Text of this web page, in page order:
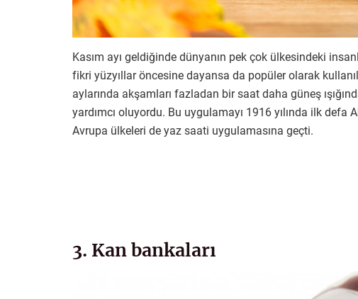
Kasım ayı geldiğinde dünyanın pek çok ülkesindeki
fikri yüzyıllar öncesine dayansa da popüler olarak
aylarında akşamları fazladan bir saat daha güneş
yardımcı oluyordu. Bu uygulamayı 1916 yılında ilk
Avrupa ülkeleri de yaz saati uygulamasına geçti.
3. Kan bankaları